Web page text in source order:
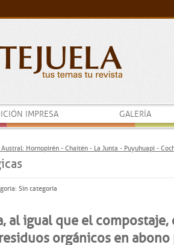
IMPRESA GALERÍA
Hornopirén - Chaitén - La Junta - Puyuhuapi -
Sin categoría
al igual que el compostaje,
orgánicos en